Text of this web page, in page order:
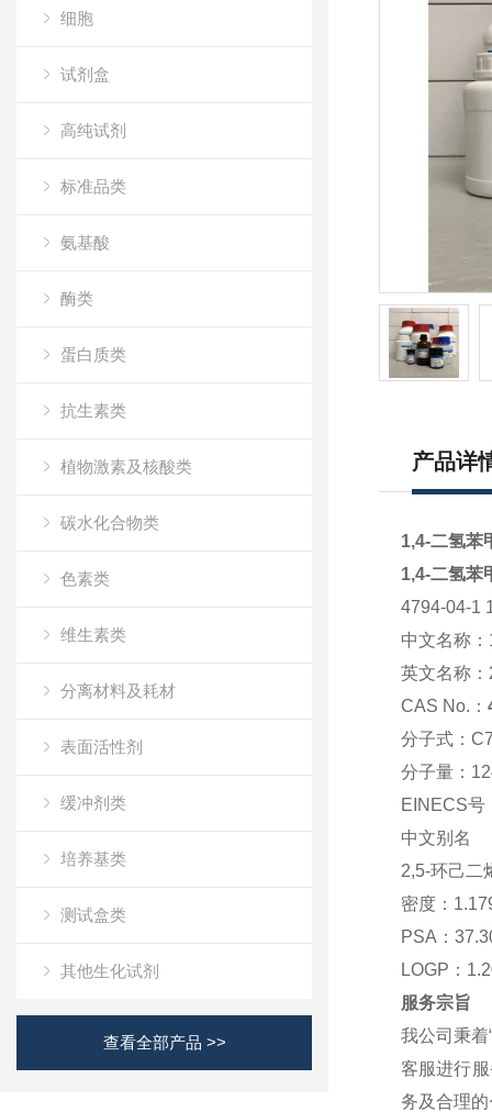
细胞
试剂盒
高纯试剂
标准品类
氨基酸
酶类
蛋白质类
抗生素类
植物激素及核酸类
碳水化合物类
色素类
维生素类
分离材料及耗材
表面活性剂
缓冲剂类
培养基类
测试盒类
其他生化试剂
查看全部产品 >>
产品详
1,4-二氢苯
1,4-二氢苯
4794-04-1
中文名称：
英文名称：
CAS No.：
分子式：
分子量：
EINECS号
中文别名
2,5-环己二
密度：
PSA：
LOGP：
服务宗旨
我公司秉
客服进行
务及合理